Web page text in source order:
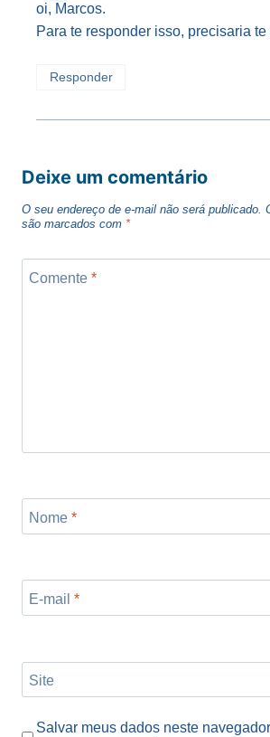
oi, Marcos.
Para te responder isso, precisaria
Responder
Deixe um comentário
O seu endereço de e-mail não será publicado.
são marcados com *
Comente *
Nome *
E-mail *
Site
Salvar meus dados neste